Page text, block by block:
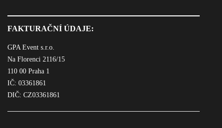
FAKTURAČNÍ ÚDAJE:
GPA Event s.r.o.
Na Florenci 2116/15
110 00 Praha 1
IČ: 03361861
DIČ: CZ03361861